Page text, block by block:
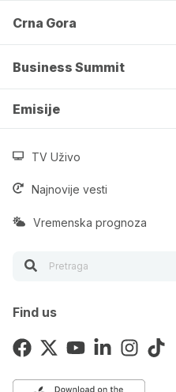
Crna Gora
Business Summit
Emisije
TV Uživo
Najnovije vesti
Vremenska prognoza
Find us
TOP TAGOVI
Euronews Montenegro
Rat u Ukrajini Kriza